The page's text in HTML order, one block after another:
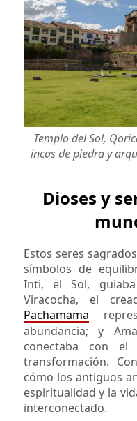
Templo del Sol,
incas de piedra y
Dioses y
Estos seres
símbolos de
Inti, el Sol,
Viracocha, el
Pachamama
abundancia; y
conectaba con
transformación.
cómo los antiguos
espiritualidad y la
interconectado.